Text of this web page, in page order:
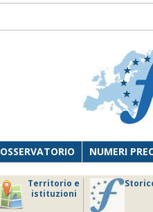
OSSERVATORIO NUMERI
Territorio e
istituzioni